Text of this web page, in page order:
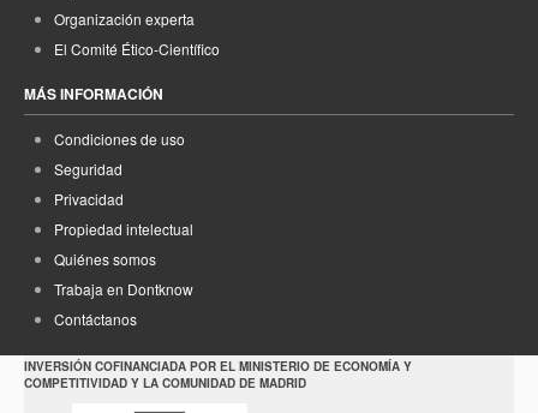
Organización experta
El Comité Ético-Científico
MÁS INFORMACIÓN
Condiciones de uso
Seguridad
Privacidad
Propiedad intelectual
Quiénes somos
Trabaja en Dontknow
Contáctanos
INVERSIÓN COFINANCIADA POR EL MINISTERIO DE ECONOMÍA Y
COMPETITIVIDAD Y LA COMUNIDAD DE MADRID